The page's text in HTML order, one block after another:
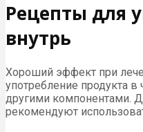
Рецепты для
внутрь
Хороший эффект при
употребление продукта
другими компонентами.
рекомендуют